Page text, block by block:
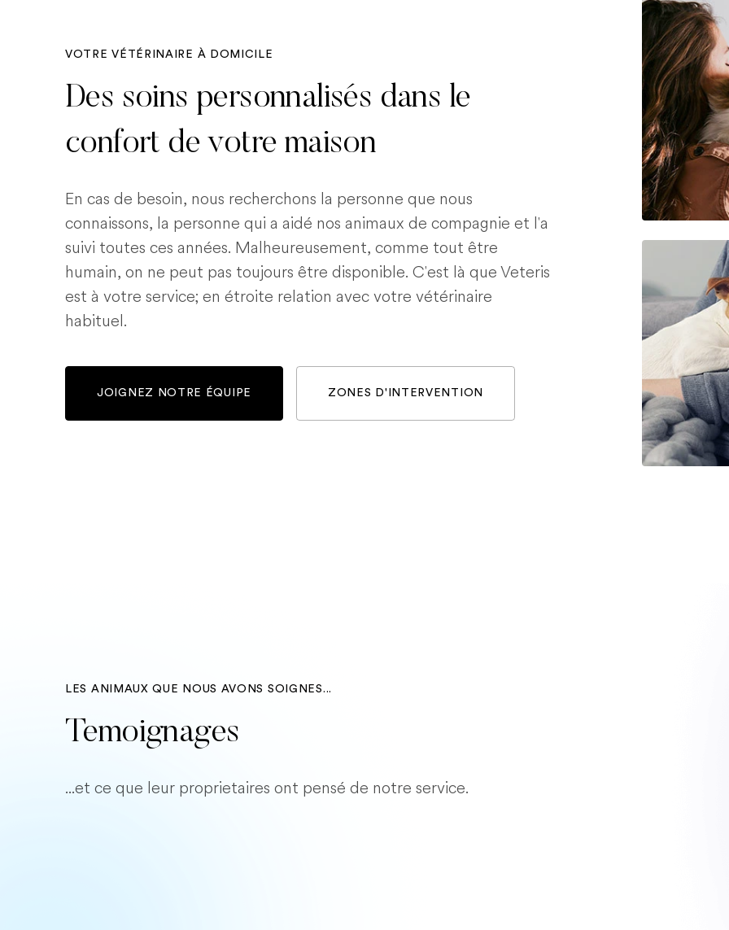
VOTRE VÉTÉRINAIRE À DOMICILE
Des soins personnalisés dans le
confort de votre maison
En cas de besoin, nous recherchons la personne que nous
connaissons, la personne qui a aidé nos animaux de compagnie et l'a
suivi toutes ces années. Malheureusement, comme tout être
humain, on ne peut pas toujours être disponible. C'est là que Veteris
est à votre service; en étroite relation avec votre vétérinaire
habituel.
JOIGNEZ NOTRE ÉQUIPE ZONES D'INTERVENTION
LES ANIMAUX QUE NOUS AVONS SOIGNES...
Temoignages
...et ce que leur proprietaires ont pensé de notre service.